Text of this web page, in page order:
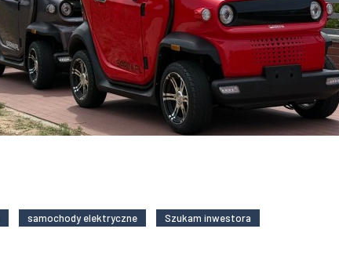
samochody elektryczne Szukam inwestora